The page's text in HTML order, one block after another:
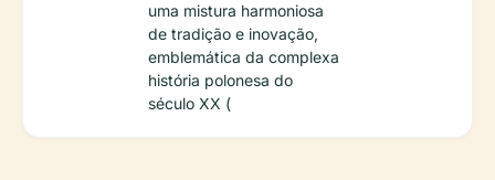
uma mistura harmoniosa
de tradição e inovação,
emblemática da complexa
história polonesa do
século XX (